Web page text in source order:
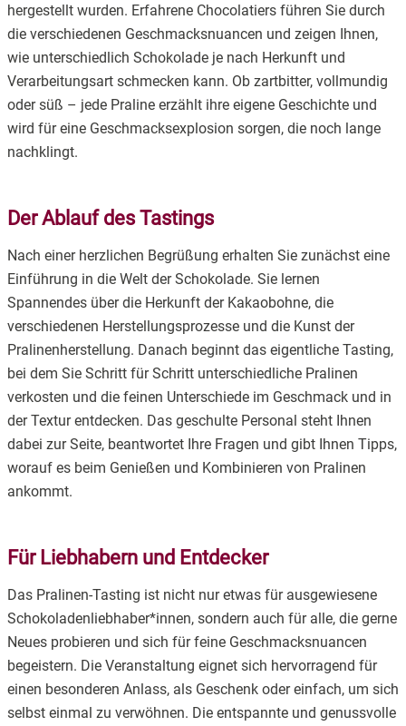
10. Neue Veranstalter für Bier-Tastings in Baden-
Württemberg gesucht
hergestellt wurden. Erfahrene Chocolatiers führen Sie durch
die verschiedenen Geschmacksnuancen und zeigen Ihnen,
wie unterschiedlich Schokolade je nach Herkunft und
Verarbeitungsart schmecken kann. Ob zartbitter, vollmundig
oder süß – jede Praline erzählt ihre eigene Geschichte und
wird für eine Geschmacksexplosion sorgen, die noch lange
nachklingt.
Der Ablauf des Tastings
Nach einer herzlichen Begrüßung erhalten Sie zunächst eine
Einführung in die Welt der Schokolade. Sie lernen
Spannendes über die Herkunft der Kakaobohne, die
verschiedenen Herstellungsprozesse und die Kunst der
Pralinenherstellung. Danach beginnt das eigentliche Tasting,
bei dem Sie Schritt für Schritt unterschiedliche Pralinen
verkosten und die feinen Unterschiede im Geschmack und in
der Textur entdecken. Das geschulte Personal steht Ihnen
dabei zur Seite, beantwortet Ihre Fragen und gibt Ihnen Tipps,
worauf es beim Genießen und Kombinieren von Pralinen
ankommt.
Für Liebhabern und Entdecker
Das Pralinen-Tasting ist nicht nur etwas für ausgewiesene
Schokoladenliebhaber*innen, sondern auch für alle, die gerne
Neues probieren und sich für feine Geschmacksnuancen
begeistern. Die Veranstaltung eignet sich hervorragend für
einen besonderen Anlass, als Geschenk oder einfach, um sich
selbst einmal zu verwöhnen. Die entspannte und genussvolle